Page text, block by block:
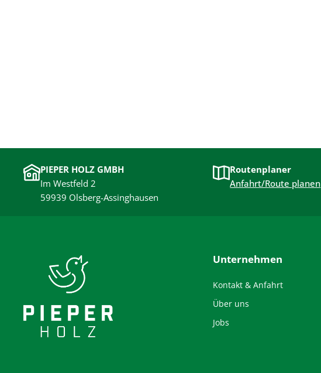
PIEPER HOLZ GMBH
Im Westfeld 2
59939 Olsberg-Assinghausen
Routenplaner
Anfahrt/Route planen
Unternehmen
Kontakt & Anfahrt
Über uns
Jobs